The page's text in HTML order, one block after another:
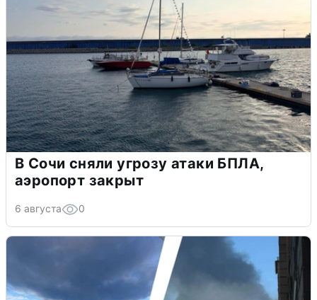
В Сочи сняли угрозу атаки БПЛА,
аэропорт закрыт
6 августа 0